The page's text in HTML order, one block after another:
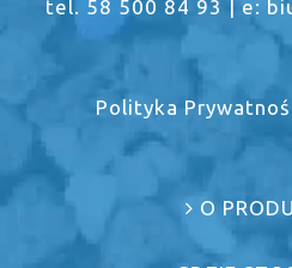
tel. 58 500 84 93 | e:
Polityka
O